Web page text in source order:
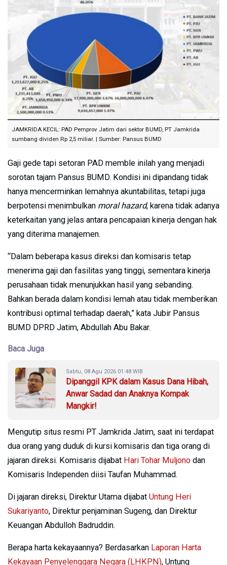
JAMKRIDA KECIL: PAD Pemprov Jatim dari sektor BUMD, PT Jamkrida
sumbang dividen Rp 2,5 miliar. | Sumber: Pansus BUMD
Gaji gede tapi setoran PAD memble inilah yang menjadi
sorotan tajam Pansus BUMD. Kondisi ini dipandang tidak
hanya mencerminkan lemahnya akuntabilitas, tetapi juga
berpotensi menimbulkan moral hazard, karena tidak adanya
keterkaitan yang jelas antara pencapaian kinerja dengan hak
yang diterima manajemen.
“Dalam beberapa kasus direksi dan komisaris tetap
menerima gaji dan fasilitas yang tinggi, sementara kinerja
perusahaan tidak menunjukkan hasil yang sebanding.
Bahkan berada dalam kondisi lemah atau tidak memberikan
kontribusi optimal terhadap daerah,” kata Jubir Pansus
BUMD DPRD Jatim, Abdullah Abu Bakar.
Baca Juga
Sabtu, 08 Agu 2026 01:48 WIB
Dipanggil KPK dalam Kasus Dana Hibah,
Anwar Sadad dan Anaknya Kompak
Mangkir!
Mengutip situs resmi PT Jamkrida Jatim, saat ini terdapat
dua orang yang duduk di kursi komisaris dan tiga orang di
jajaran direksi. Komisaris dijabat Hari Tohar Muljono dan
Komisaris Independen diisi Taufan Muhammad.
Di jajaran direksi, Direktur Utama dijabat Untung Heri
Sukariyanto, Direktur penjaminan Sugeng, dan Direktur
Keuangan Abdulloh Badruddin.
Berapa harta kekayaannya? Berdasarkan Laporan Harta
Kekayaan Penyelenggara Negara (LHKPN), Untung